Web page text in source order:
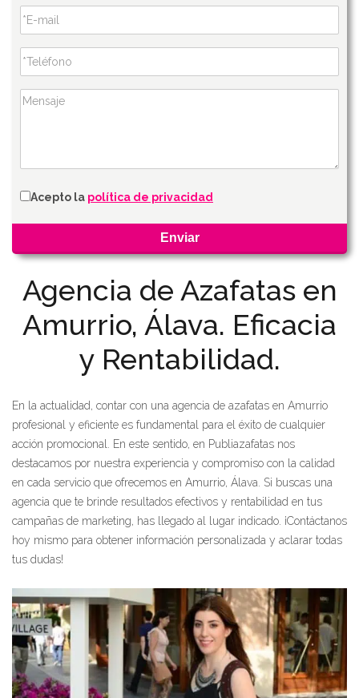
Agencia de Azafatas en
Amurrio, Álava. Eficacia
y Rentabilidad.
En la actualidad, contar con una agencia de azafatas en Amurrio
profesional y eficiente es fundamental para el éxito de cualquier
acción promocional. En este sentido, en Publiazafatas nos
destacamos por nuestra experiencia y compromiso con la calidad
en cada servicio que ofrecemos en Amurrio, Álava. Si buscas una
agencia que te brinde resultados efectivos y rentabilidad en tus
campañas de marketing, has llegado al lugar indicado. ¡Contáctanos
hoy mismo para obtener información personalizada y aclarar todas
tus dudas!
Acepto la política de privacidad